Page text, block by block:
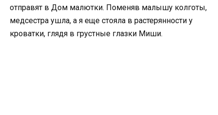
отправят в Дом малютки. Поменяв малышу колготы,
медсестра ушла, а я еще стояла в растерянности у
кроватки, глядя в грустные глазки Миши.